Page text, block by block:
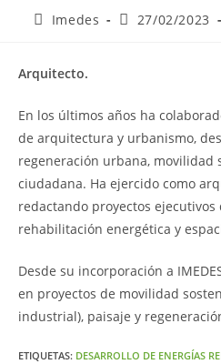
Imedes 27/02/2023
Arquitecto.
En los últimos años ha
de arquitectura y urbanismo,
regeneración urbana, movilidad
ciudadana. Ha ejercido como
redactando proyectos ejecutivos
rehabilitación energética y
Desde su incorporación a
en proyectos de movilidad
industrial), paisaje y
ETIQUETAS: DESARROLLO DE ENERGÍAS